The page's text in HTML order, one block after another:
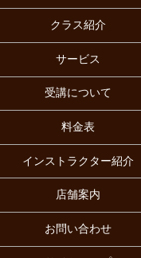
クラス紹介
サービス
受講について
料金表
インストラクター紹介
店舗案内
お問い合わせ